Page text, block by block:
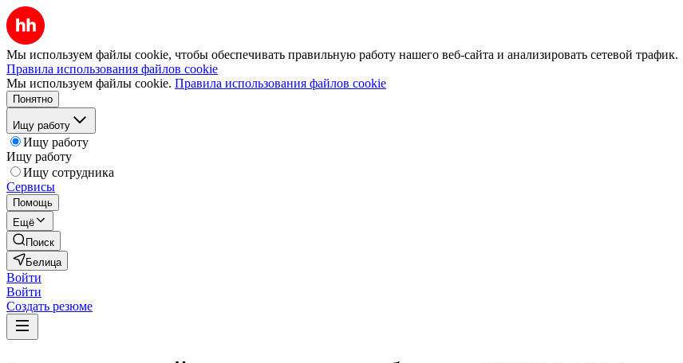
Мы используем файлы cookie, чтобы обеспечивать правильную работу нашего веб-сайта и анализировать сетевой трафик.
Правила использования файлов cookie
Мы используем файлы cookie. Правила использования файлов cookie
Понятно
Ищу работу
Ищу работу
Ищу работу
Ищу сотрудника
Сервисы
Помощь
Ещё
Поиск
Белица
Войти
Войти
Создать резюме